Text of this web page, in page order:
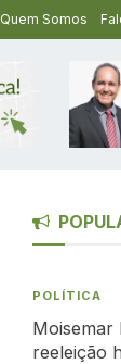
Quem Somos
POLÍTICA
Moisemar
reeleição